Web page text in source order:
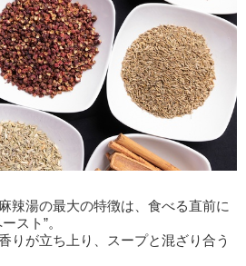
辣湯の最大の特徴は、食べる直前に
スト”。
りが立ち上り、スープと混ざり合う